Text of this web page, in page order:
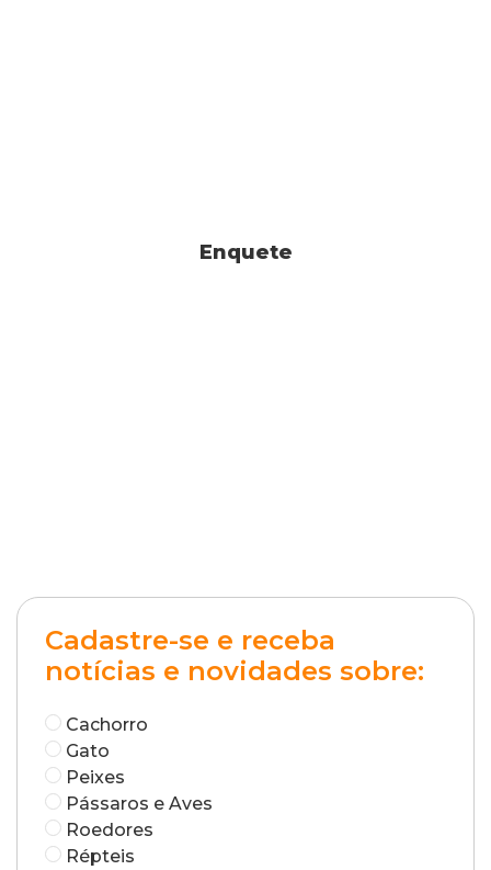
Enquete
Cadastre-se e receba
notícias e novidades sobre:
Cachorro
Gato
Peixes
Pássaros e Aves
Roedores
Répteis